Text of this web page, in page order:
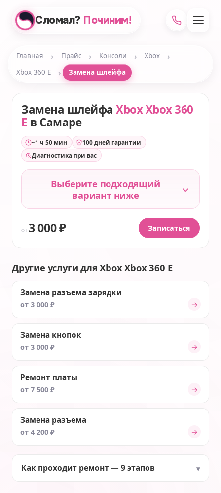
Сломал? Починим!
Главная › Прайс › Консоли › Xbox ›
Xbox 360 E › Замена шлейфа
Замена шлейфа Xbox Xbox 360
E в Самаре
~1 ч 50 мин
100 дней гарантии
Диагностика при вас
Выберите подходящий
вариант ниже
от 3 000 ₽ Записаться
Другие услуги для Xbox Xbox 360 E
Замена разъема зарядки
от 3 000 ₽ →
Замена кнопок
от 3 000 ₽ →
Ремонт платы
от 7 500 ₽ →
Замена разъема
от 4 200 ₽ →
Как проходит ремонт — 9 этапов